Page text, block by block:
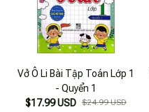
Vở Ô Li Bài Tập Toán Lớp 1
- Quyển 1
$17.99 USD $24.99 USD